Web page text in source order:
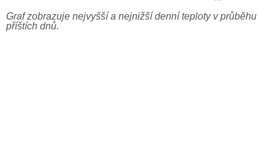
Graf zobrazuje nejvyšší a nejnižší denní teploty v průběhu
příštích dnů.